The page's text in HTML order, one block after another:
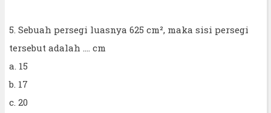
5. Sebuah persegi luasnya 625 cm², maka sisi persegi
tersebut adalah .... cm
a. 15
b. 17
c. 20